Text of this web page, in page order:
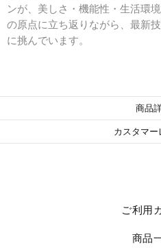
ンが、美しさ・機能性・生活環
の原点に立ち返りながら、最新
に挑んでいます。
商品
カスタマー
ご利用
商品